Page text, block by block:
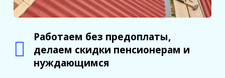
Работаем без предоплаты,
делаем скидки пенсионерам и
нуждающимся